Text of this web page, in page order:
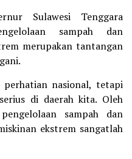
Sulawesi Tenggara
sampah dan
merupakan tantangan
nasional, tetapi
di daerah kita. Oleh
sampah dan
ekstrem sangatlah